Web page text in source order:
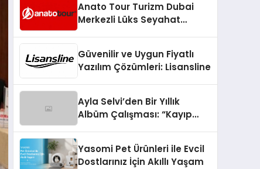
Anato Tour Turizm Dubai
Merkezli Lüks Seyahat
Güvenilir ve Uygun Fiyatlı
Yazılım Çözümleri: Lisansline
Ayla Selvi’den Bir Yıllık
Albüm Çalışması: “Kayıp
Yasomi Pet Ürünleri ile Evcil
Dostlarınız İçin Akıllı Yaşam